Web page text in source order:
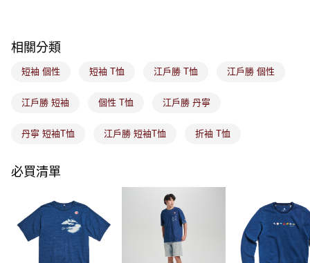
時審查核予不同之上限額度；若仍有額度不足之情形，本公司將視審查結果
５．嚴禁一人註冊多個帳號或使用他人資訊註冊。若發現惡意使用之情形，
付款後門市取貨
免運費
相關分類
短袖 個性 短袖 T恤 江戶勝 T恤 江戶勝 個性
江戶勝 短袖 個性 T恤 江戶勝 丹寧
丹寧 短袖T恤 江戶勝 短袖T恤 折袖 T恤
必買清單